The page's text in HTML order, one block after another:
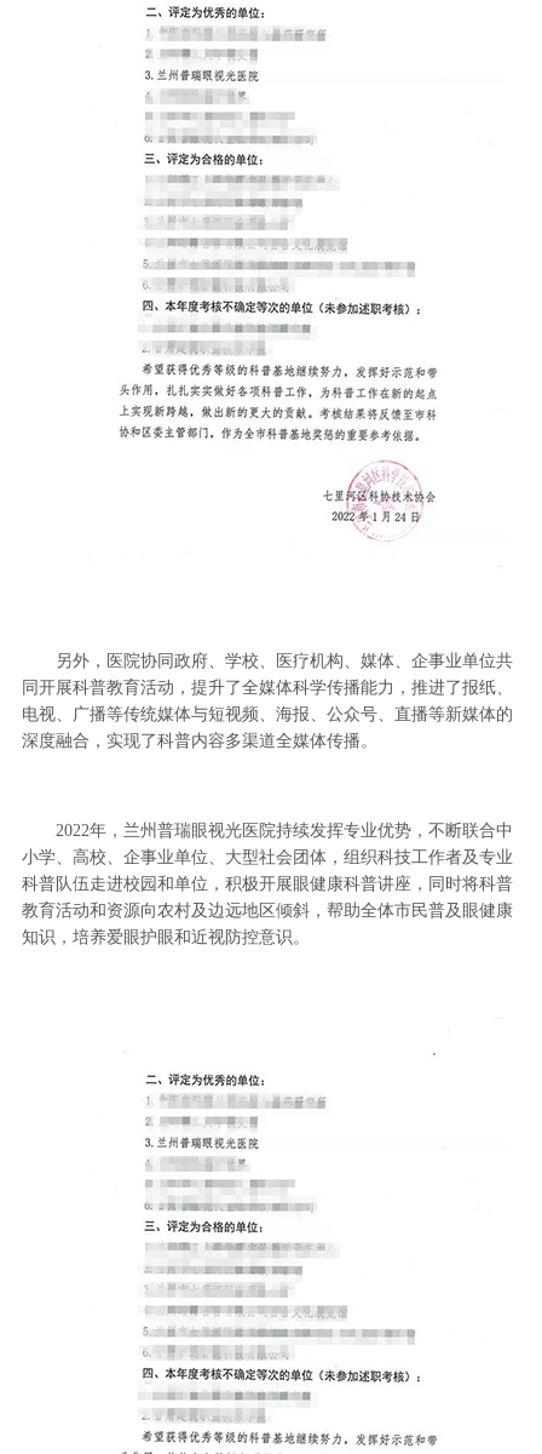
另外，医院协同政府、学校、医疗机构、媒体、企事业单位共
同开展科普教育活动，提升了全媒体科学传播能力，推进了报纸、
电视、广播等传统媒体与短视频、海报、公众号、直播等新媒体的
深度融合，实现了科普内容多渠道全媒体传播。
2022年，兰州普瑞眼视光医院持续发挥专业优势，不断联合中
小学、高校、企事业单位、大型社会团体，组织科技工作者及专业
科普队伍走进校园和单位，积极开展眼健康科普讲座，同时将科普
教育活动和资源向农村及边远地区倾斜，帮助全体市民普及眼健康
知识，培养爱眼护眼和近视防控意识。